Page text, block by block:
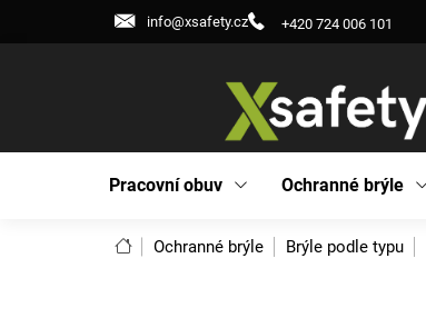
+420 724 006 101
info@xsafety.cz
Pracovní obuv Ochranné brýle
DomůOchranné brýle Brýle podle typu